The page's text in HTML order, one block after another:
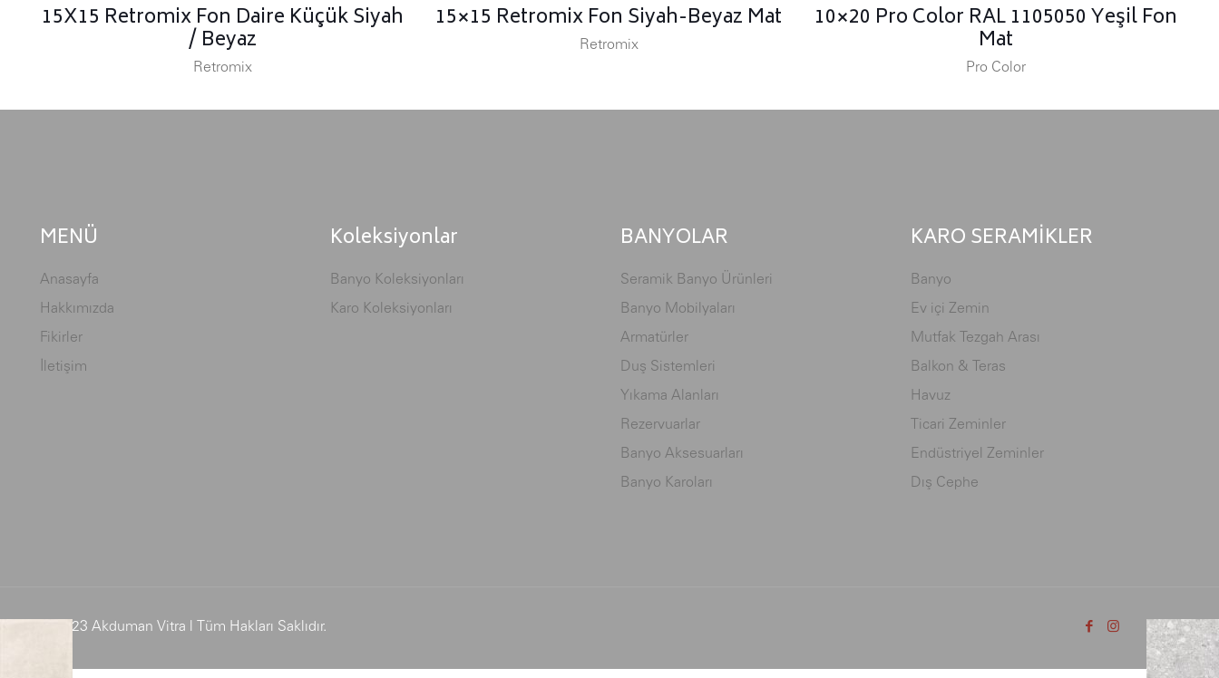
15X15 Retromix Fon Daire Küçük Siyah
/ Beyaz
Retromix
15×15 Retromix Fon Siyah-Beyaz Mat
Retromix
10×20 Pro Color RAL 1105050 Yeşil Fon
Mat
Pro Color
MENÜ
Anasayfa
Hakkımızda
Fikirler
İletişim
Koleksiyonlar
Banyo Koleksiyonları
Karo Koleksiyonları
BANYOLAR
Seramik Banyo Ürünleri
Banyo Mobilyaları
Armatürler
Duş Sistemleri
Yıkama Alanları
Rezervuarlar
Banyo Aksesuarları
Banyo Karoları
KARO SERAMİKLER
Banyo
Ev içi Zemin
Mutfak Tezgah Arası
Balkon & Teras
Havuz
Ticari Zeminler
Endüstriyel Zeminler
Dış Cephe
© 2023 Akduman Vitra | Tüm Hakları Saklıdır.